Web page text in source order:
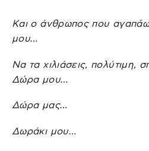
Και ο άνθρωπος που
μου…
Να τα χιλιάσεις, πολύτιμη,
Δώρα μου…
Δώρα μας…
Δωράκι μου…